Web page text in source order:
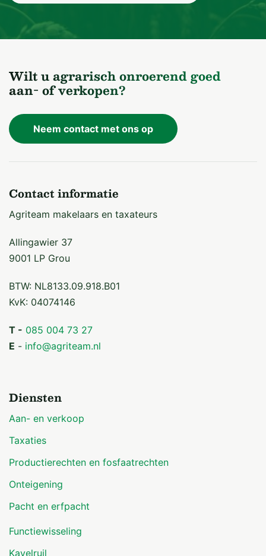
Wilt u agrarisch onroerend goed
aan- of verkopen?
Neem contact met ons op
Contact informatie
Agriteam makelaars en taxateurs
Allingawier 37
9001 LP Grou
BTW: NL8133.09.918.B01
KvK: 04074146
T - 085 004 73 27
E - info@agriteam.nl
Diensten
Aan- en verkoop
Taxaties
Productierechten en fosfaatrechten
Onteigening
Pacht en erfpacht
Functiewisseling
Kavelruil